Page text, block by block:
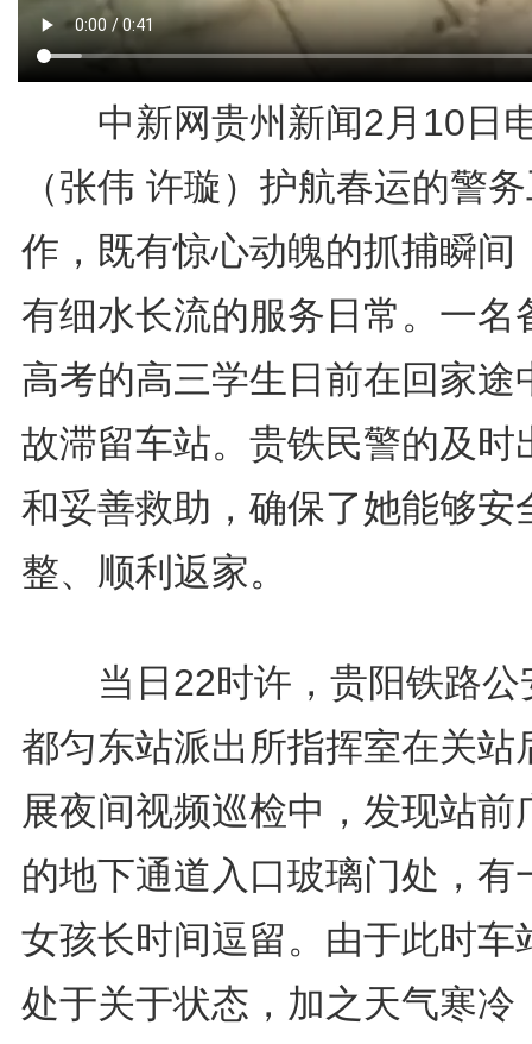
中新网贵州新闻2月10
（张伟 许璇）护航春运的警
作，既有惊心动魄的抓捕瞬间
有细水长流的服务日常。一名
高考的高三学生日前在回家途
故滞留车站。贵铁民警的及时
和妥善救助，确保了她能够安
整、顺利返家。
当日22时许，贵阳铁路公
都匀东站派出所指挥室在关站
展夜间视频巡检中，发现站前
的地下通道入口玻璃门处，有
女孩长时间逗留。由于此时车
处于关于状态，加之天气寒冷